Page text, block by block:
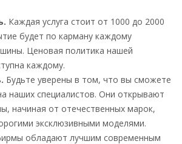
Каждая услуга стоит от 1000 до 2000
будет по карману каждому
Ценовая политика нашей
каждому.
Будьте уверены в том, что вы сможете
наших специалистов. Они открывают
начиная от отечественных марок,
эксклюзивными моделями.
обладают лучшим современным